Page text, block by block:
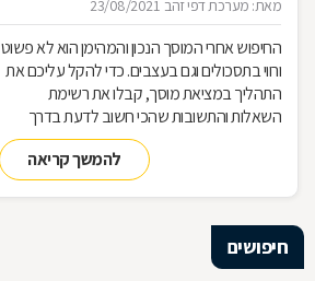
מאת: מערכת דפי זהב 23/08/2021
החיפוש אחרי המוסך הנכון והמהימן הוא לא פשוט
ורווי בתסכולים וגם בעצבים. כדי להקל עליכם את
התהליך במציאת מוסך, קבלו את רשימת
השאלות והתשובות שהכי חשוב לדעת בדרך
להמשך קריאה
חיפושים